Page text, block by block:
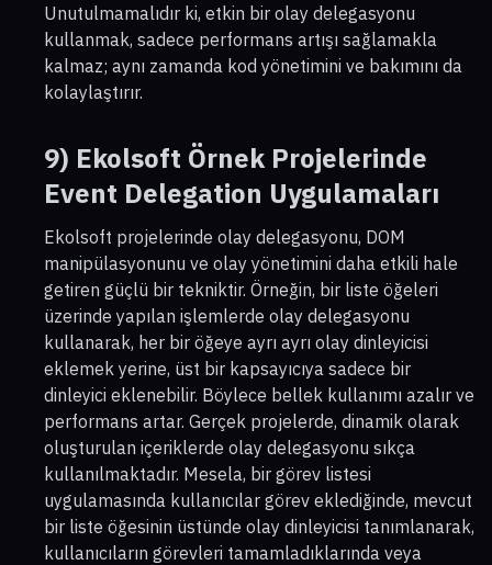
Unutulmamalıdır ki, etkin bir olay delegasyonu
kullanmak, sadece performans artışı sağlamakla
kalmaz; aynı zamanda kod yönetimini ve bakımını da
kolaylaştırır.
9) Ekolsoft Örnek Projelerinde
Event Delegation Uygulamaları
Ekolsoft projelerinde olay delegasyonu, DOM
manipülasyonunu ve olay yönetimini daha etkili hale
getiren güçlü bir tekniktir. Örneğin, bir liste öğeleri
üzerinde yapılan işlemlerde olay delegasyonu
kullanarak, her bir öğeye ayrı ayrı olay dinleyicisi
eklemek yerine, üst bir kapsayıcıya sadece bir
dinleyici eklenebilir. Böylece bellek kullanımı azalır ve
performans artar. Gerçek projelerde, dinamik olarak
oluşturulan içeriklerde olay delegasyonu sıkça
kullanılmaktadır. Mesela, bir görev listesi
uygulamasında kullanıcılar görev eklediğinde, mevcut
bir liste öğesinin üstünde olay dinleyicisi tanımlanarak,
kullanıcıların görevleri tamamladıklarında veya